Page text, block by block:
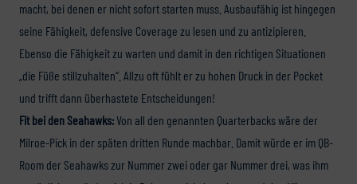
macht, bei denen er nicht sofort starten muss. Ausbaufähig ist hingegen
seine Fähigkeit, defensive Coverage zu lesen und zu antizipieren.
Ebenso die Fähigkeit zu warten und damit in den richtigen Situationen
„die Füße stillzuhalten“. Allzu oft fühlt er zu hohen Druck in der Pocket
und trifft dann überhastete Entscheidungen!
Fit bei den Seahawks:Von all den genannten Quarterbacks wäre der
Milroe-Pick in der späten dritten Runde machbar. Damit würde er im QB-
Room der Seahawks zur Nummer zwei oder gar Nummer drei, was ihm